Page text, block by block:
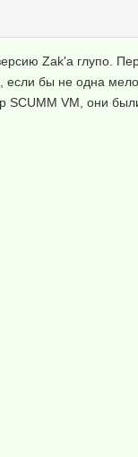
Zak'а глупо.
бы не одна
SCUMM VM, они